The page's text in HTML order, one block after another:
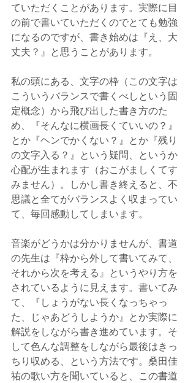
ていただくことがあります。実際に目
の前で書いていただくのでとても勉強
になるのですが、書き始めは『え、大
丈夫？』と思うことがあります。
私の頭にある、文字の枠（この文字は
こういうバランスで書くべしという固
定概念）から飛び出した書き方のた
め、『そんなに横画長くていいの？』
とか『ヘンでかくない？』とか『残り
の文字入る？』という疑問、というか
心配が生まれます（おこがましくてす
みません）。しかし書き終えると、不
思議と全てがバランスよく収まってい
て、毎回感動してしまいます。
音楽がどうかは分かりませんが、書道
の先生は『枠から外して書いてみて、
それから次を考える』というやり方を
されているように見えます。書いてみ
て、『しょうがない長くなっちゃっ
た、じゃあどうしようか』とか実際に
解説をしながら書き進めています。そ
して色んな調整をしながら最後はきっ
ちり収める、という方法です。桑田佳
祐の歌い方を聞いていると、この書道